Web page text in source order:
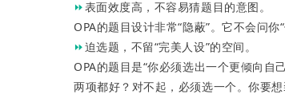
⏩表面效度高，不容易猜题目的意图。
OPA的题目设计非常“隐蔽”。它不会问
⏩迫选题，不留“完美人设”的空间。
OPA的题目是“你必须选出一个更倾向自
两项都好？对不起，必须选一个。你要